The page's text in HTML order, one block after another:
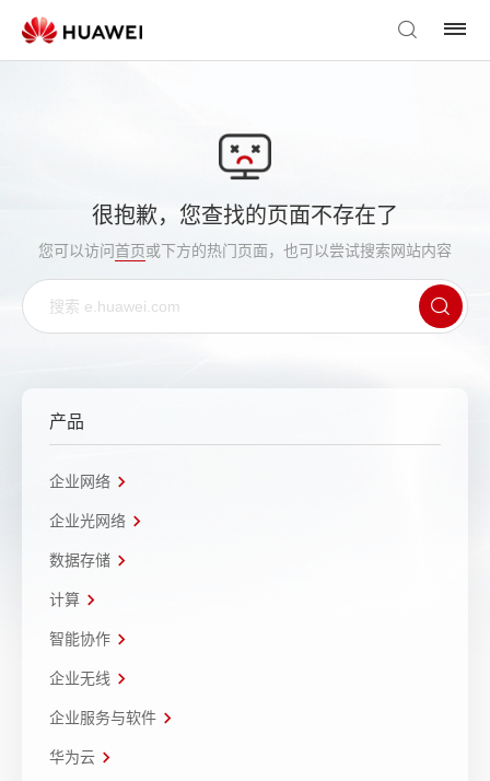
很抱歉，您查找的页面不存在了
您可以访问首页或下方的热门页面，也可以尝试搜索网站内容
产品
企业网络
企业光网络
数据存储
计算
智能协作
企业无线
企业服务与软件
华为云